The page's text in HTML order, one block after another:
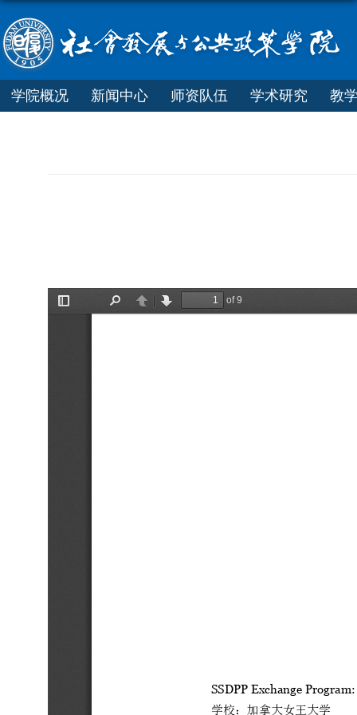
学院概况 新闻中心 师资队伍 学术研究 教